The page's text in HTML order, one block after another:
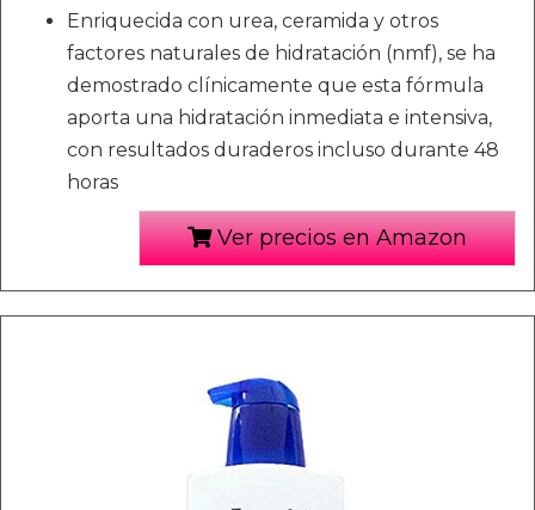
Enriquecida con urea, ceramida y otros
factores naturales de hidratación (nmf), se ha
demostrado clínicamente que esta fórmula
aporta una hidratación inmediata e intensiva,
con resultados duraderos incluso durante 48
horas
Ver precios en Amazon